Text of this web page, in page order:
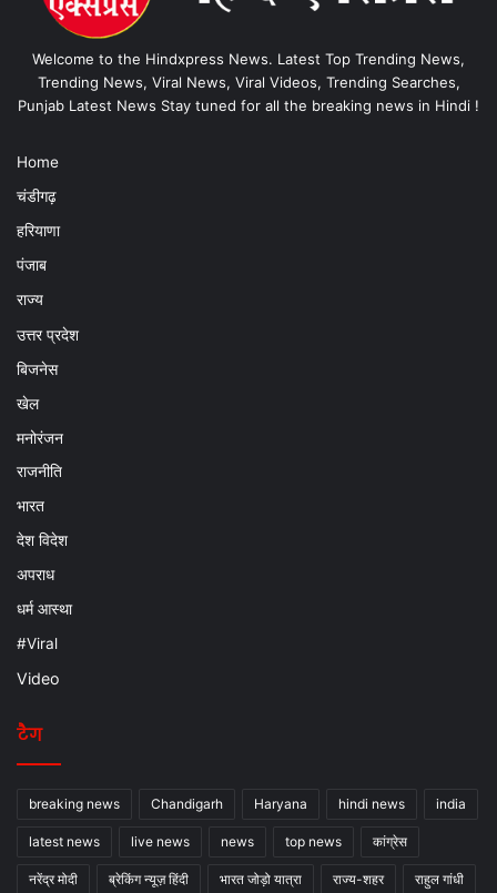
Welcome to the Hindxpress News. Latest Top Trending News,
Trending News, Viral News, Viral Videos, Trending Searches,
Punjab Latest News Stay tuned for all the breaking news in Hindi !
Home
चंडीगढ़
हरियाणा
पंजाब
राज्य
उत्तर प्रदेश
बिजनेस
खेल
मनोरंजन
राजनीति
भारत
देश विदेश
अपराध
धर्म आस्था
#Viral
Video
टैग
breaking news Chandigarh Haryana hindi news india
latest news live news news top news कांग्रेस
नरेंद्र मोदी ब्रेकिंग न्यूज़ हिंदी भारत जोड़ो यात्रा राज्य-शहर राहुल गांधी